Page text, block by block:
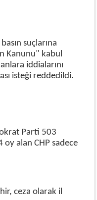
suçlarına
Kanunu" kabul
iddialarını
isteği reddedildi.
Parti 503
oy alan CHP sadece
ceza olarak il